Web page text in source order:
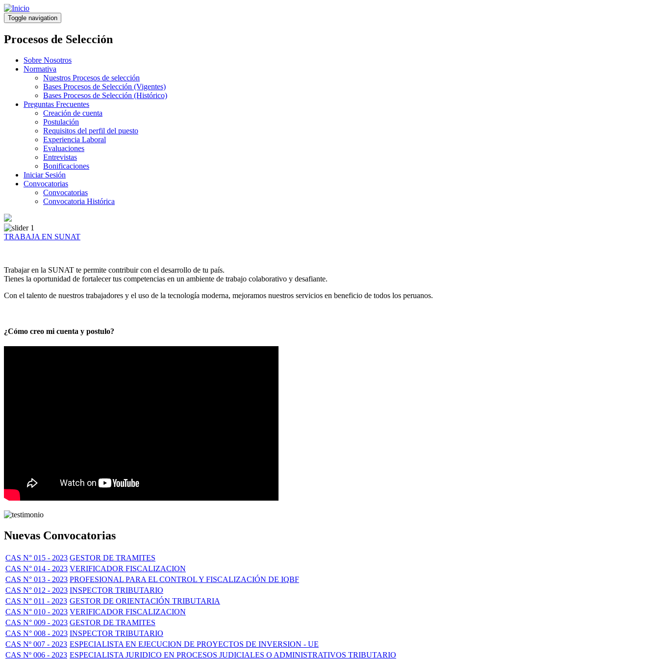
Pasar
al
contenido
principal
Toggle navigation
Procesos de Selección
Sobre Nosotros
Normativa
Nuestros Procesos de selección
Bases Procesos de Selección (Vigentes)
Bases Procesos de Selección (Histórico)
Preguntas Frecuentes
Creación de cuenta
Postulación
Requisitos del perfil del puesto
Experiencia Laboral
Evaluaciones
Entrevistas
Bonificaciones
Iniciar Sesión
Convocatorias
Convocatorias
Convocatoria Histórica
TRABAJA EN SUNAT
Trabajar en la SUNAT te permite contribuir con el desarrollo de tu país.
Tienes la oportunidad de fortalecer tus competencias en un ambiente de trabajo colaborativo y desafiante.
Con el talento de nuestros trabajadores y el uso de la tecnología moderna, mejoramos nuestros servicios en beneficio de todos los peruanos.
¿Cómo creo mi cuenta y postulo?
Nuevas Convocatorias
CAS N° 015 - 2023 GESTOR DE TRAMITES
CAS N° 014 - 2023 VERIFICADOR FISCALIZACION
CAS N° 013 - 2023 PROFESIONAL PARA EL CONTROL Y FISCALIZACIÓN DE IQBF
CAS N° 012 - 2023 INSPECTOR TRIBUTARIO
CAS N° 011 - 2023 GESTOR DE ORIENTACIÓN TRIBUTARIA
CAS N° 010 - 2023 VERIFICADOR FISCALIZACION
CAS N° 009 - 2023 GESTOR DE TRAMITES
CAS N° 008 - 2023 INSPECTOR TRIBUTARIO
CAS Nº 007 - 2023 ESPECIALISTA EN EJECUCION DE PROYECTOS DE INVERSION - UE
CAS Nº 006 - 2023 ESPECIALISTA JURIDICO EN PROCESOS JUDICIALES O ADMINISTRATIVOS TRIBUTARIO